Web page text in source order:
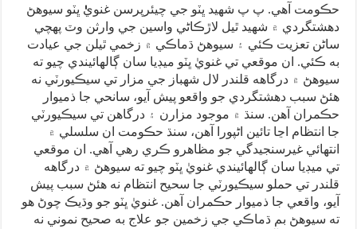
حڪومت آهي. پ پ شهيد ڀٽو جي چيئرپرسن غنويٰٰٰٰٰٰ ڀٽو سيوهڻ
دهشتگردي ۾ شهيد ٿيل لاڙڪاڻي واسين جي وارثن وٽ پهچي
ساڻن تعزيت ڪئي ۽ سيوهڻ ڌماڪي ۾ زخمي ٿيلن جي عيادت
به ڪئي. ان موقعي تي غنويٰ ڀٽو ميڊيا سان ڳالهائيندي چيو ته
سيوهڻ ۾ درگاهه قلندر لال شهباز جي مزار تي سيڪيورٽي نه
هئڻ سبب دهشتگردي جو واقعو پيش آيو، سانحي جا ذميوار
حڪمران آهن. سنڌ ۾ موجود مزارن ۽ درگاهن تي سيڪيورٽي
جا انتظام اڃا تائين اڻپورا آهن، سنڌ حڪومت ان سلسلي ۾
انتهائي غيرسنجيدگي جو مظاهرو ڪري رهي آهي. ان موقعي
تي ميڊيا سان ڳالهائيندي غنويٰ ڀٽو چيو ته سيوهڻ ۾ درگاهه
قلندر تي حملو سيڪيورٽي جا سحيح انتظام نه هئڻ سبب پيش
آيو، واقعي جا ذميوار حڪمران آهن. غنويٰ ڀٽو جو وڌيڪ چوڻ هو
ته سيوهڻ بم ڌماڪي جي زخمين جو علاج به صحيح نموني نه